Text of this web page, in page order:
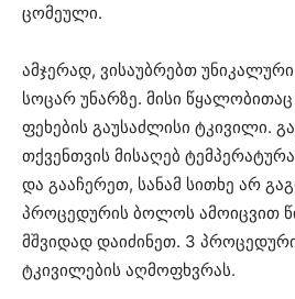
ცომეული.
ამჯერად, ვისაუბრებთ
სოცარ უნარზე. მისი
ფეხების გაუსაძლისი ტკივილი.
თქვენთვის მისაღებ
და გააჩერეთ, სანამ სითხე არ
პროცედურის ბოლოს ამოიცვით
მშვიდად დაიძინეთ. 3
ტკივილების აღმოფხვრას.